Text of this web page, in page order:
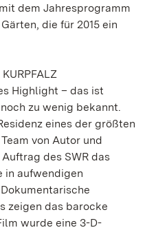
dem Jahresprogramm
die für 2015 ein
KURPFALZ
Highlight – das ist
zu wenig bekannt.
eines der größten
von Autor und
des SWR das
in aufwendigen
zeigen das barocke
wurde eine 3-D-